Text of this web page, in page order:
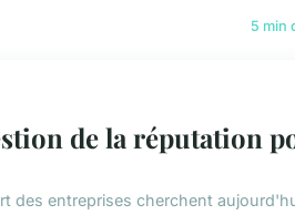
5 min
de la réputation
des entreprises cherchent